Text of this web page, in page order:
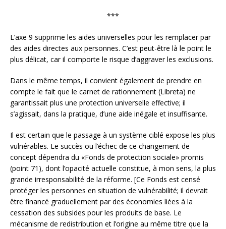
***
L’axe 9 supprime les aides universelles pour les remplacer par
des aides directes aux personnes. C’est peut-être là le point le
plus délicat, car il comporte le risque d’aggraver les exclusions.
Dans le même temps, il convient également de prendre en
compte le fait que le carnet de rationnement (Libreta) ne
garantissait plus une protection universelle effective; il
s’agissait, dans la pratique, d’une aide inégale et insuffisante.
Il est certain que le passage à un système ciblé expose les plus
vulnérables. Le succès ou l’échec de ce changement de
concept dépendra du «Fonds de protection sociale» promis
(point 71), dont l’opacité actuelle constitue, à mon sens, la plus
grande irresponsabilité de la réforme. [Ce Fonds est censé
protéger les personnes en situation de vulnérabilité; il devrait
être financé graduellement par des économies liées à la
cessation des subsides pour les produits de base. Le
mécanisme de redistribution et l’origine au même titre que la